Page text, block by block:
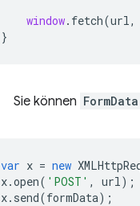
window. fetch(url,
}
Sie können FormData
var x = new
x.open( 'POST' , url);
x. send(formData);